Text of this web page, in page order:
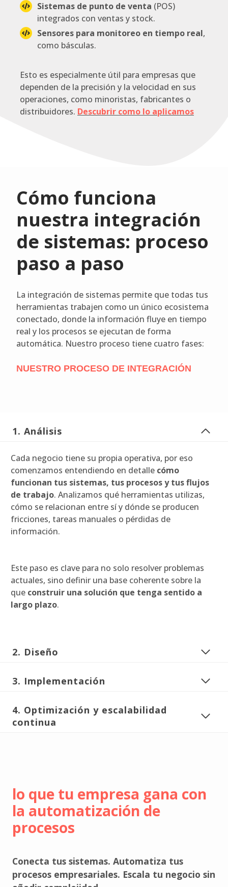
Sistemas de punto de venta (POS)
integrados con ventas y stock.
Sensores para monitoreo en tiempo real,
como básculas.
Esto es especialmente útil para empresas que
dependen de la precisión y la velocidad en sus
operaciones, como minoristas, fabricantes o
distribuidores. Descubrir como lo aplicamos
Cómo funciona
nuestra integración
de sistemas: proceso
paso a paso
La integración de sistemas permite que todas tus
herramientas trabajen como un único ecosistema
conectado, donde la información fluye en tiempo
real y los procesos se ejecutan de forma
automática. Nuestro proceso tiene cuatro fases:
NUESTRO PROCESO DE INTEGRACIÓN
1. Análisis
Cada negocio tiene su propia operativa, por eso
comenzamos entendiendo en detalle cómo
funcionan tus sistemas, tus procesos y tus flujos
de trabajo. Analizamos qué herramientas utilizas,
cómo se relacionan entre sí y dónde se producen
fricciones, tareas manuales o pérdidas de
información.
Este paso es clave para no solo resolver problemas
actuales, sino definir una base coherente sobre la
que construir una solución que tenga sentido a
largo plazo.
2. Diseño
3. Implementación
4. Optimización y escalabilidad
continua
lo que tu empresa gana con
la automatización de
procesos
Conecta tus sistemas. Automatiza tus
procesos empresariales. Escala tu negocio sin